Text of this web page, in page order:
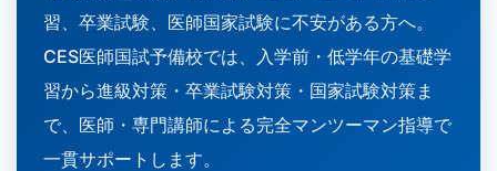
習、卒業試験、医師国家試験に不安がある方へ。
CES医師国試予備校では、入学前・低学年の基礎学
習から進級対策・卒業試験対策・国家試験対策ま
で、医師・専門講師による完全マンツーマン指導で
一貫サポートします。